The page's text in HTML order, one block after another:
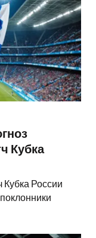
Кубка
Кубка России